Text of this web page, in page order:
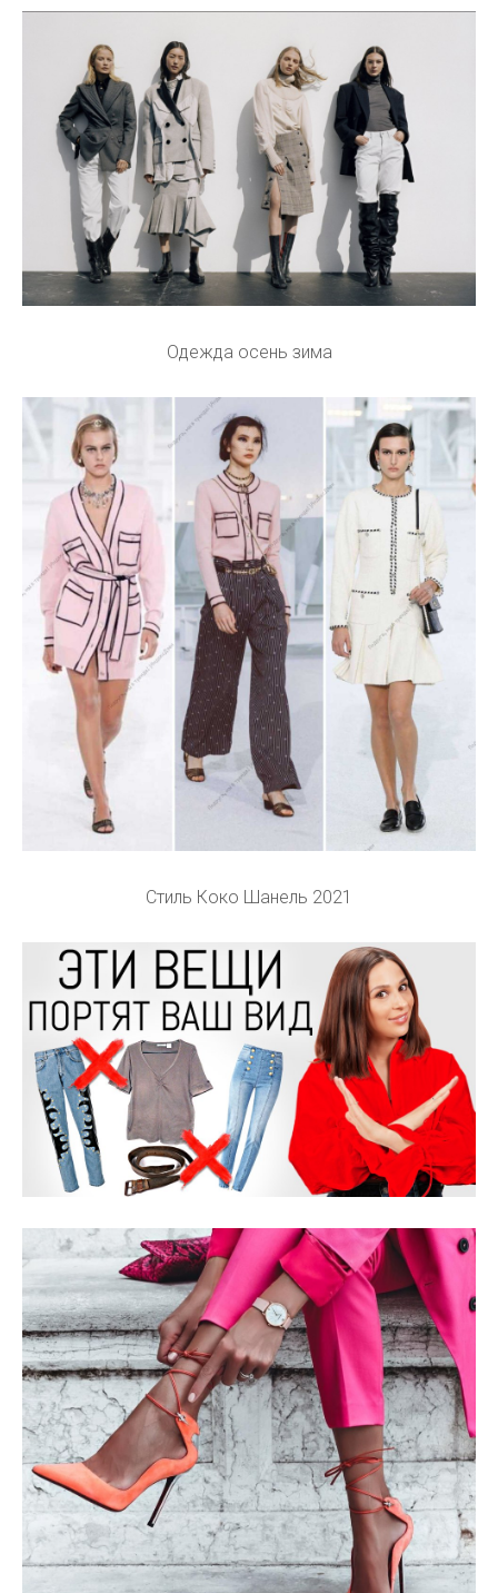
Одежда осень зима
Стиль Коко Шанель 2021